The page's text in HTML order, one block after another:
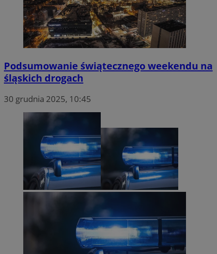
Podsumowanie świątecznego weekendu na
śląskich drogach
30 grudnia 2025, 10:45